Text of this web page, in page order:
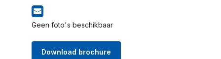
Geen foto's beschikbaar
Download brochure